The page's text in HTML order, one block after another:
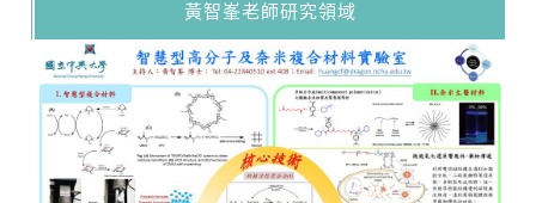
黃智峯老師研究領域